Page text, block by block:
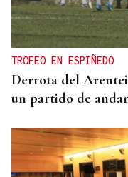
TROFEO EN ESPIÑEDO
Derrota del
un partido de